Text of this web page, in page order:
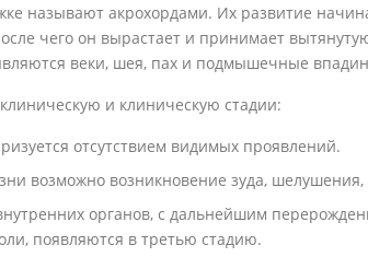
называют акрохордами. Их развитие
чего он вырастает и принимает
веки, шея, пах и подмышечные
и клиническую стадии:
отсутствием видимых проявлений.
возможно возникновение зуда,
органов, с дальнейшим
появляются в третью стадию.